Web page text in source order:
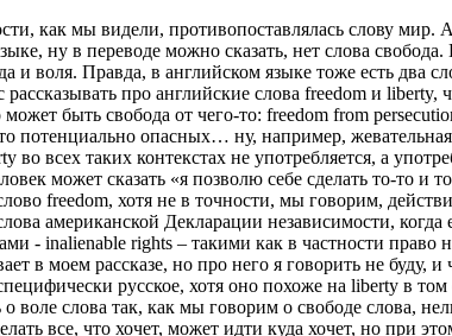
как мы видели, противопоставлялась слову мир.
ну в переводе можно сказать, нет слова
и воля. Правда, в английском языке тоже есть два
про английские слова freedom и
быть свобода от чего-то: freedom from
опасных… ну, например, жевательная
всех таких контекстах не употребляется, а
может сказать «я позволю себе сделать то-то и
freedom, хотя не в точности, мы говорим,
американской Декларации независимости,
- inalienable rights – такими как в частности право
в моем рассказе, но про него я говорить не буду, и
русское, хотя оно похоже на liberty в
воле слова так, как мы говорим о свободе слова,
все, что хочет, может идти куда хочет, но при